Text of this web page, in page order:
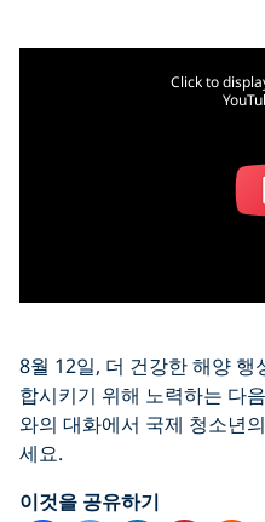
Click to
8월 12일, 더 건강한 해양
합시키기 위해 노력하는 다
와의 대화에서 국제 청소년
세요.
이것을 공유하기